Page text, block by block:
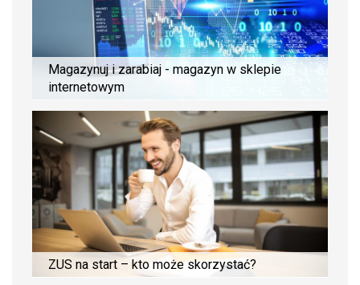
Magazynuj i zarabiaj - magazyn w sklepie
internetowym
ZUS na start – kto może skorzystać?